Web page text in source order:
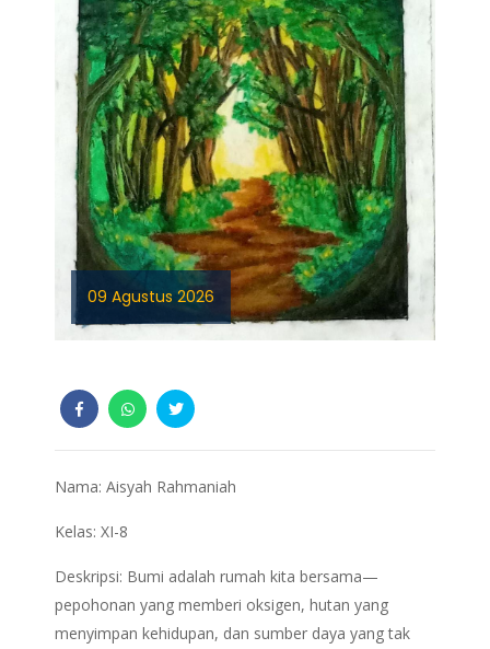
09 Agustus 2026
Nama: Aisyah Rahmaniah
Kelas: XI-8
Deskripsi: Bumi adalah rumah kita bersama—
pepohonan yang memberi oksigen, hutan yang
menyimpan kehidupan, dan sumber daya yang tak